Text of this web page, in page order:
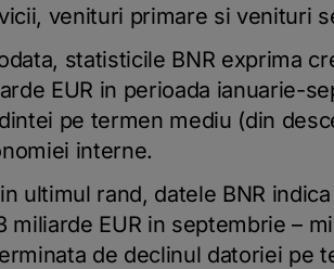
venituri primare si venituri
statisticile BNR exprima
EUR in perioada ianuarie-
pe termen mediu (din
interne.
ultimul rand, datele BNR
miliarde EUR in septembrie –
de declinul datoriei pe